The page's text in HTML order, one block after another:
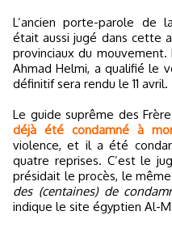
L’ancien porte-parole de
était aussi jugé dans cette
provinciaux du mouvement.
Ahmad Helmi, a qualifié le
définitif sera rendu le 11 avril.
Le guide suprême des
déjà été condamné à
violence, et il a été
quatre reprises. C’est le
présidait le procès, le
des (centaines) de
indique le site égyptien Al-